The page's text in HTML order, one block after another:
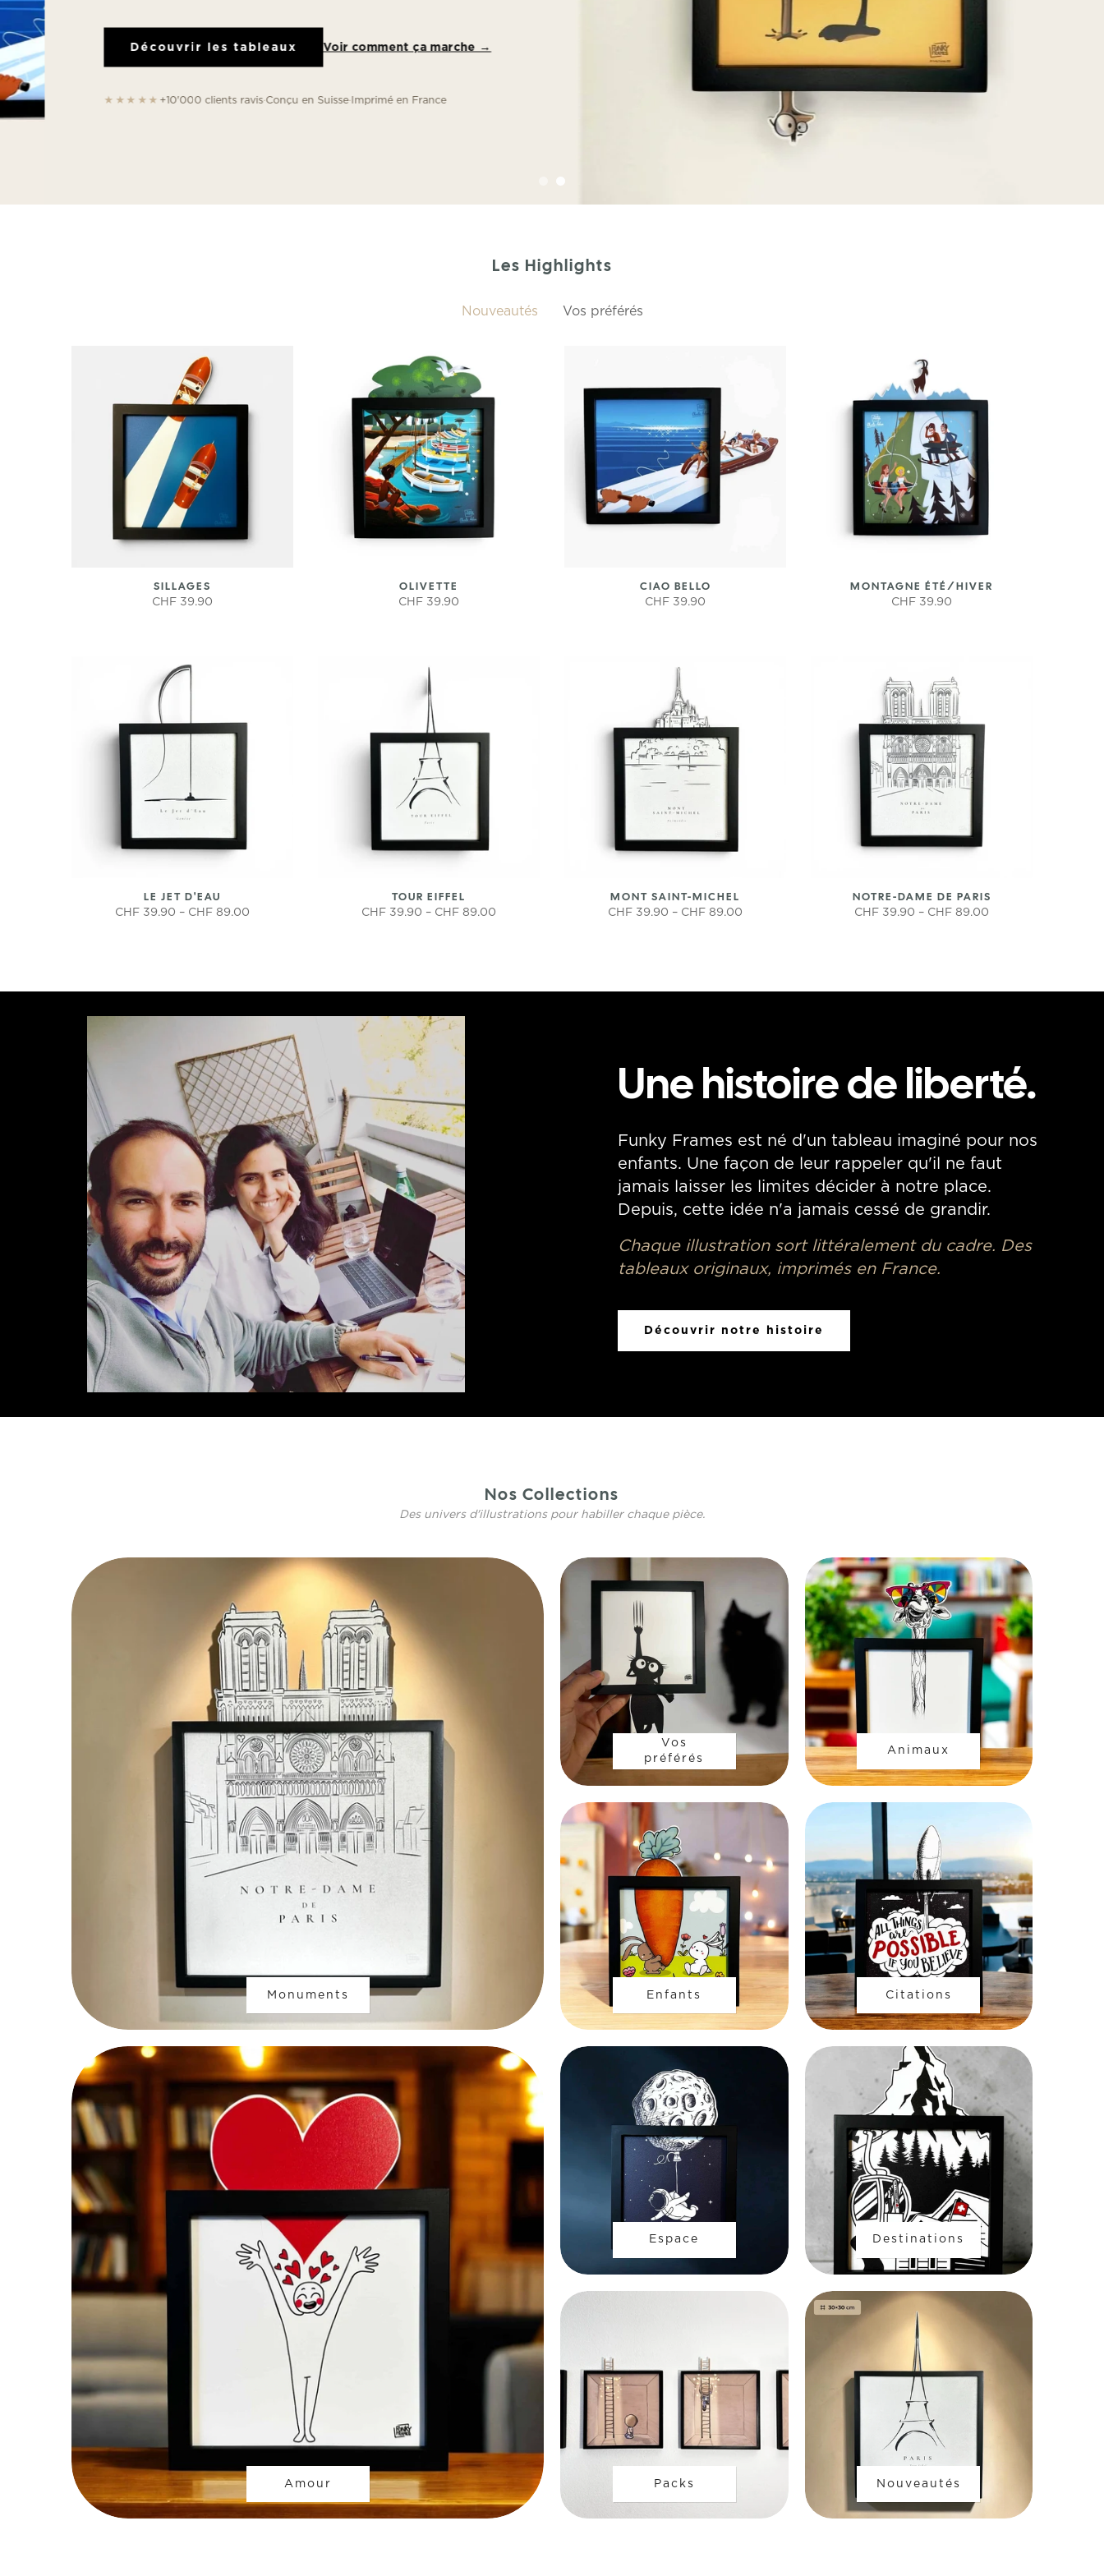
Découvrir les tableaux Voir comment ça marche →
★★★★★ +10'000 clients ravis·Conçu en Suisse·Imprimé en France
Les Highlights
Nouveautés Vos préférés
SILLAGES
CHF 39.90
OLIVETTE
CHF 39.90
CIAO BELLO
CHF 39.90
MONTAGNE ÉTÉ/HIVER
CHF 39.90
LE JET D'EAU
CHF 39.90 – CHF 89.00
TOUR EIFFEL
CHF 39.90 – CHF 89.00
MONT SAINT-MICHEL
CHF 39.90 – CHF 89.00
NOTRE-DAME DE PARIS
CHF 39.90 – CHF 89.00
Une histoire de liberté.
Funky Frames est né d'un tableau imaginé pour nos
enfants. Une façon de leur rappeler qu'il ne faut
jamais laisser les limites décider à notre place.
Depuis, cette idée n'a jamais cessé de grandir.
Chaque illustration sort littéralement du cadre. Des
tableaux originaux, imprimés en France.
Découvrir notre histoire
Nos Collections
Des univers d'illustrations pour habiller chaque pièce.
Monuments
Vos
préférés
Animaux
Enfants Citations
Amour
Espace Destinations
Packs Nouveautés